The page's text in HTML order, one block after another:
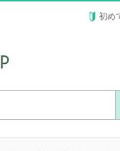
初め